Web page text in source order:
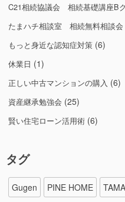
C21相続協議会 相続基礎講座B
たまハチ相談室 相続無料相談会
もっと身近な認知症対策 (6)
休業日 (1)
正しい中古マンションの購入 (6)
資産継承勉強会 (25)
賢い住宅ローン活用術 (6)
タグ
Gugen PINE HOME